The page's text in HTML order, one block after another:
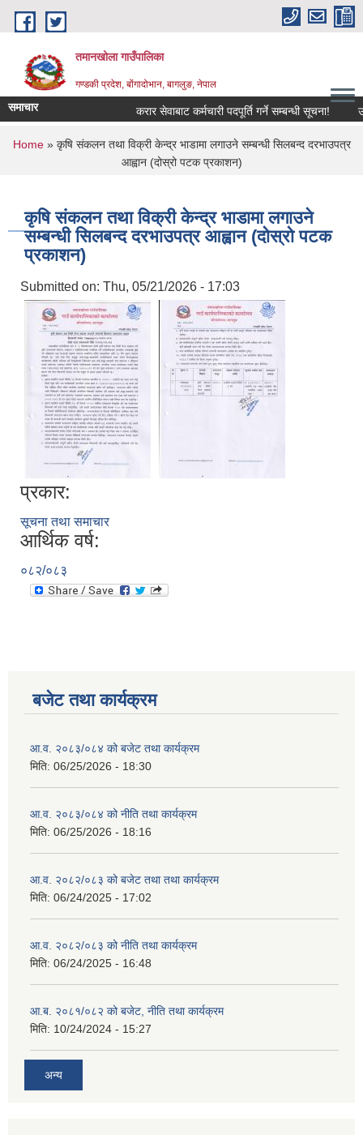
Skip to main content
तमानखोला गाउँपालिका
गण्डकी प्रदेश, बोंगादोभान, बागलुङ, नेपाल
समाचार करार सेवाबाट कर्मचारी पदपूर्ति गर्ने सम्बन्धी सूचना!
You are here
Home» कृषि संकलन तथा विक्री केन्द्र भाडामा लगाउने सम्बन्धी सिलबन्द दरभाउपत्र
आह्वान (दोस्रो पटक प्रकाशन)
कृषि संकलन तथा विक्री केन्द्र भाडामा लगाउने
सम्बन्धी सिलबन्द दरभाउपत्र आह्वान (दोस्रो पटक
प्रकाशन)
Submitted on: Thu, 05/21/2026 - 17:03
प्रकार:
सूचना तथा समाचार
आर्थिक वर्ष:
०८२/०८३
बजेट तथा कार्यक्रम
आ.व. २०८३/०८४ को बजेट तथा कार्यक्रम
मिति: 06/25/2026 - 18:30
आ.व. २०८३/०८४ को नीति तथा कार्यक्रम
मिति: 06/25/2026 - 18:16
आ.व. २०८२/०८३ को बजेट तथा तथा कार्यक्रम
मिति: 06/24/2025 - 17:02
आ.व. २०८२/०८३ को नीति तथा कार्यक्रम
मिति: 06/24/2025 - 16:48
आ.ब. २०८१/०८२ को बजेट, नीति तथा कार्यक्रम
मिति: 10/24/2024 - 15:27
अन्य